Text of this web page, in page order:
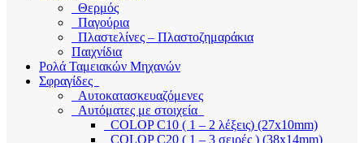
Θερμός
Παγούρια
Πλαστελίνες – Πλαστοζημαράκια
Παιχνίδια
Ρολά Ταμειακών Μηχανών
Σφραγίδες
Αυτοκατασκευαζόμενες
Αυτόματες με στοιχεία
COLOP C10 ( 1 – 2 λέξεις) (27x10mm)
COLOP C20 ( 1 – 3 σειρές ) (38x14mm)